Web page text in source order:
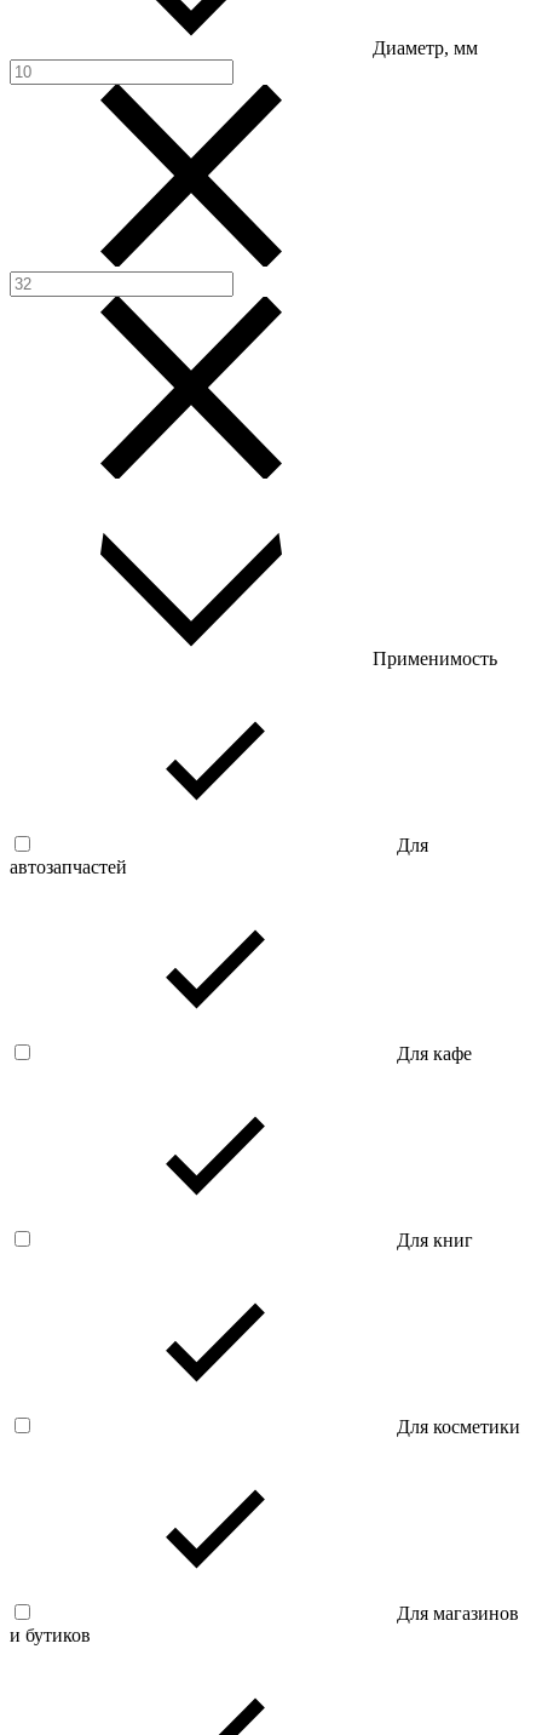
Диаметр, мм
Применимость
Для
автозапчастей
Для кафе
Для книг
Для косметики
Для магазинов
и бутиков